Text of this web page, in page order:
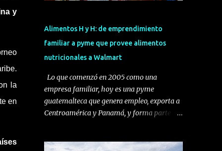
y
la
en
Alimentos H y H: de emprendimiento
familiar a pyme que provee alimentos
nutricionales a Walmart
Lo que comenzó en 2005 como una
empresa familiar, hoy es una pyme
guatemalteca que genera empleo, exporta a
Centroamérica y Panamá, y forma parte del
compañía dedicada al desarrollo,